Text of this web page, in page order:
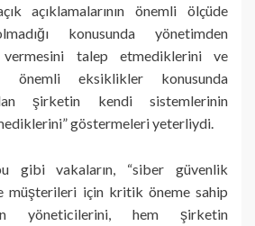
açıklamalarının önemli ölçüde
konusunda yönetimden
talep etmediklerini ve
önemli eksiklikler konusunda
şirketin kendi sistemlerinin
göstermeleri yeterliydi.
gibi vakaların, “siber güvenlik
müşterileri için kritik öneme sahip
yöneticilerini, hem şirketin